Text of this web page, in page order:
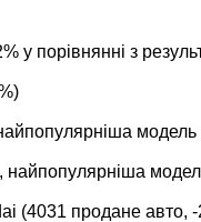
у порівнянні з
модель
найпопулярніша
(4031 продане авто,